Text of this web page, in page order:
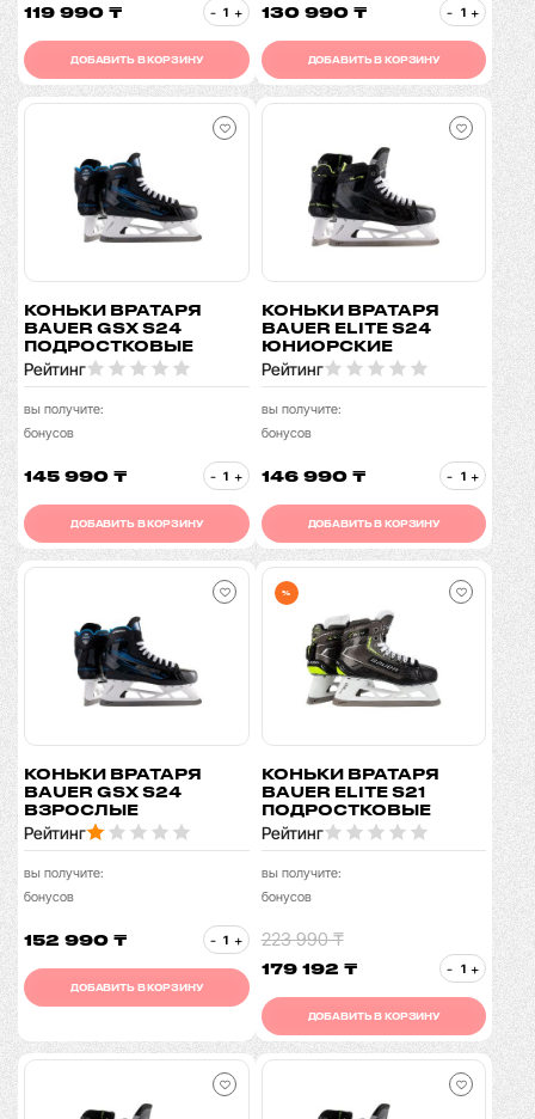
119 990 ₸ - +
ДОБАВИТЬ В КОРЗИНУ
130 990 ₸ - +
ДОБАВИТЬ В КОРЗИНУ
КОНЬКИ ВРАТАРЯ
BAUER GSX S24
ПОДРОСТКОВЫЕ
Рейтинг
вы получите:
бонусов
145 990 ₸ - +
ДОБАВИТЬ В КОРЗИНУ
КОНЬКИ ВРАТАРЯ
BAUER ELITE S24
ЮНИОРСКИЕ
Рейтинг
вы получите:
бонусов
146 990 ₸ - +
ДОБАВИТЬ В КОРЗИНУ
КОНЬКИ ВРАТАРЯ
BAUER GSX S24
ВЗРОСЛЫЕ
Рейтинг
вы получите:
бонусов
152 990 ₸ - +
ДОБАВИТЬ В КОРЗИНУ
%
КОНЬКИ ВРАТАРЯ
BAUER ELITE S21
ПОДРОСТКОВЫЕ
Рейтинг
вы получите:
бонусов
223 990 ₸
179 192 ₸ - +
ДОБАВИТЬ В КОРЗИНУ